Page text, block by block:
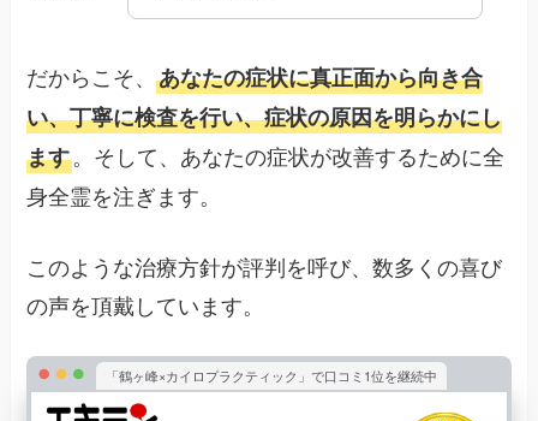
だからこそ、あなたの症状に真正面から向き合
い、丁寧に検査を行い、症状の原因を明らかにし
ます。そして、あなたの症状が改善するために全
身全霊を注ぎます。
このような治療方針が評判を呼び、数多くの喜び
の声を頂戴しています。
「鶴ヶ峰×カイロプラクティック」で口コミ1位を継続中